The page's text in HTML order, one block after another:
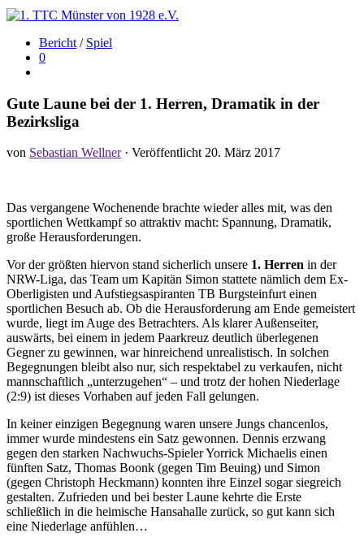
Bericht / Spiel
0
Gute Laune bei der 1. Herren, Dramatik in der
Bezirksliga
von Sebastian Wellner · Veröffentlicht20. März 2017
Das vergangene Wochenende brachte wieder alles mit, was den
sportlichen Wettkampf so attraktiv macht: Spannung, Dramatik,
große Herausforderungen.
Vor der größten hiervon stand sicherlich unsere 1. Herren in der
NRW-Liga, das Team um Kapitän Simon stattete nämlich dem Ex-
Oberligisten und Aufstiegsaspiranten TB Burgsteinfurt einen
sportlichen Besuch ab. Ob die Herausforderung am Ende gemeistert
wurde, liegt im Auge des Betrachters. Als klarer Außenseiter,
auswärts, bei einem in jedem Paarkreuz deutlich überlegenen
Gegner zu gewinnen, war hinreichend unrealistisch. In solchen
Begegnungen bleibt also nur, sich respektabel zu verkaufen, nicht
mannschaftlich „unterzugehen“ – und trotz der hohen Niederlage
(2:9) ist dieses Vorhaben auf jeden Fall gelungen.
In keiner einzigen Begegnung waren unsere Jungs chancenlos,
immer wurde mindestens ein Satz gewonnen. Dennis erzwang
gegen den starken Nachwuchs-Spieler Yorrick Michaelis einen
fünften Satz, Thomas Boonk (gegen Tim Beuing) und Simon
(gegen Christoph Heckmann) konnten ihre Einzel sogar siegreich
gestalten. Zufrieden und bei bester Laune kehrte die Erste
schließlich in die heimische Hansahalle zurück, so gut kann sich
eine Niederlage anfühlen…